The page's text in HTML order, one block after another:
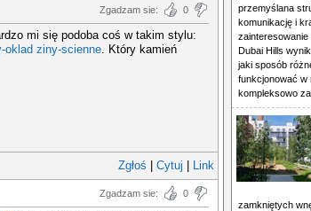
Zgadzam sie: 0
mi się podoba coś w takim stylu:
oklad ziny-scienne. Który kamień
Zgłoś Cytuj Link
Zgadzam sie: 0
przemyślana
komunikację i
zainteresowanie
Dubai Hills
jaki sposób
funkcjonować w
kompleksowo
zamkniętych